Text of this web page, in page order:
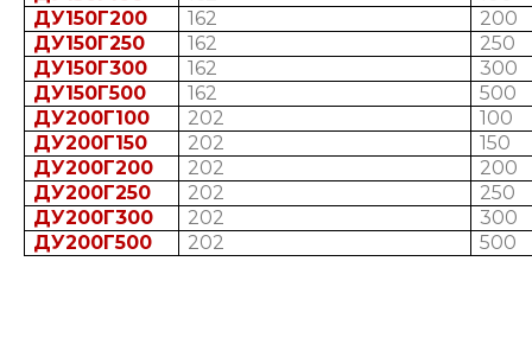
ДУ150Г200
162
200
ДУ150Г250
162
250
ДУ150Г300
162
300
ДУ150Г500
162
500
ДУ200Г100
202
100
ДУ200Г150
202
150
ДУ200Г200
202
200
ДУ200Г250
202
250
ДУ200Г300
202
300
ДУ200Г500
202 500